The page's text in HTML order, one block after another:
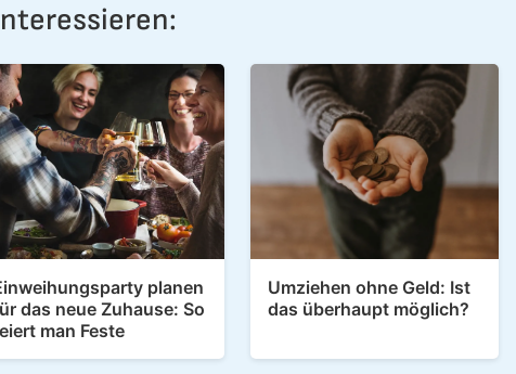
planen
das neue Zuhause: So
man Feste
Umziehen ohne Geld: Ist
das überhaupt möglich?